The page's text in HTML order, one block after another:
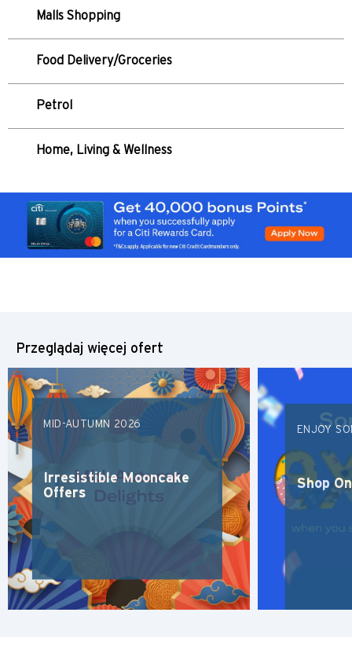
Malls Shopping
Food Delivery/Groceries
Petrol
Home, Living & Wellness
Przeglądaj więcej ofert
MID-AUTUMN 2026
Irresistible Mooncake
Offers
ENJOY
Shop